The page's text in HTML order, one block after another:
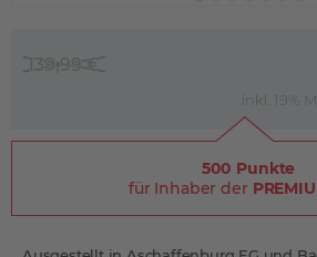
inkl. 19%
500 Punkte
für Inhaber der